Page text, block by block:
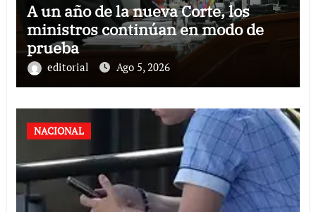
A un año de la nueva Corte, los
ministros continúan en modo de
prueba
editorial Ago 5, 2026
NACIONAL